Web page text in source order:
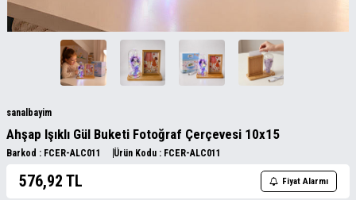
sanalbayim
Ahşap Işıklı Gül Buketi Fotoğraf Çerçevesi 10x15
Barkod : FCER-ALC011 Ürün Kodu : FCER-ALC011
576,92 TL Fiyat Alarmı